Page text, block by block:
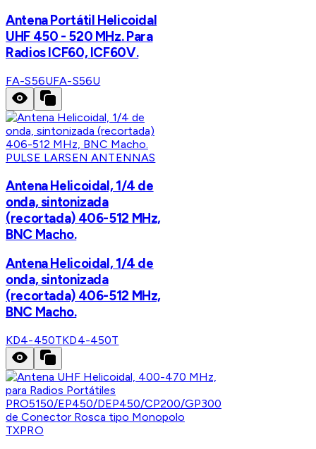
Antena Portátil Helicoidal
UHF 450 - 520 MHz. Para
Radios ICF60, ICF60V.
FA-S56UFA-S56U
PULSE LARSEN ANTENNAS
Antena Helicoidal, 1/4 de
onda, sintonizada
(recortada) 406-512 MHz,
BNC Macho.
Antena Helicoidal, 1/4 de
onda, sintonizada
(recortada) 406-512 MHz,
BNC Macho.
KD4-450TKD4-450T
TXPRO